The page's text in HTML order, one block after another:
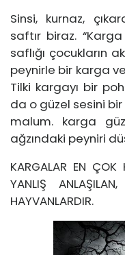
Sinsi, kurnaz,
saftır biraz.
saflığı çocukların
peynirle bir karga
Tilki kargayı bir
da o güzel sesini
malum. karga
ağzındaki peyniri
KARGALAR EN ÇOK
YANLIŞ
HAYVANLARDIR.